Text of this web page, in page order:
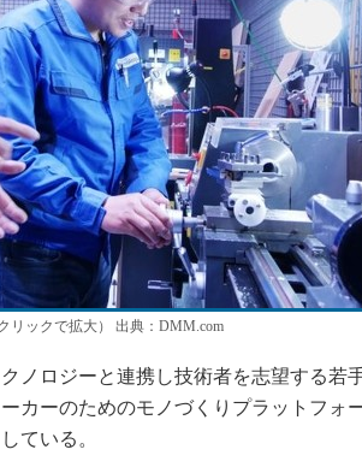
リックで拡大） 出典：DMM.com
ロジーと連携し技術者を志望する若
カーのためのモノづくりプラットフォ
ている。